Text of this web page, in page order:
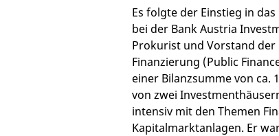
Es folgte der Einstieg in
bei der Bank Austria
Prokurist und Vorstand der
Finanzierung (Public
einer Bilanzsumme von ca.
von zwei
intensiv mit den Themen
Kapitalmarktanlagen. Er